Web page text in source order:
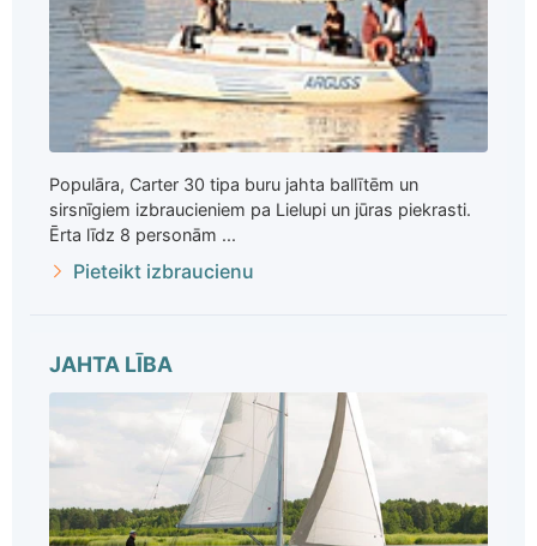
Populāra, Carter 30 tipa buru jahta ballītēm un
sirsnīgiem izbraucieniem pa Lielupi un jūras piekrasti.
Ērta līdz 8 personām ...
Pieteikt izbraucienu
JAHTA LĪBA